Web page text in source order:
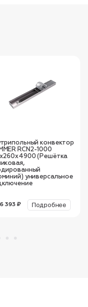
конвектор
RCN2-1000
(Решётка
универсальное
393 ₽ Подробнее